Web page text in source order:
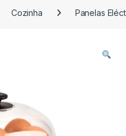
Cozinha Panelas